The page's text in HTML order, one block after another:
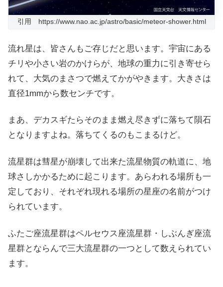
引用 https://www.nao.ac.jp/astro/basic/meteor-shower.html
流れ星は、皆さんもご存じだと思います。宇宙にある
チリや小さい岩のかけらが、地球の重力に引き寄せら
れて、大気のまさつで燃えてかがやきます。大きさは
直径1mmから数センチです。
まあ、デカスギたらそのまま燃え尽きずに落ちて隕石
となりますよね。落ちてくるのもこまるけど。
流星群は彗星が崩壊して出来た流星物質の軌道に、地
球さしかかるために起こります。あらわれる場所も一
定しており、それぞれ現れる場所の星座の名前がつけ
られています。
ふたご座流星群はペルセウス座流星群・しぶんぎ座流
星群とならんで三大流星群の一つとして数えられてい
ます。